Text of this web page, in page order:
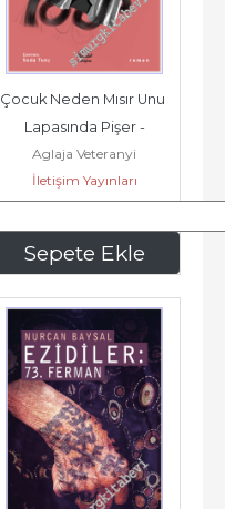
Sepete Ekle
Çocuk Neden Mısır Unu
Lapasında Pişer -
Aglaja Veteranyi
İletişim Yayınları
251,60